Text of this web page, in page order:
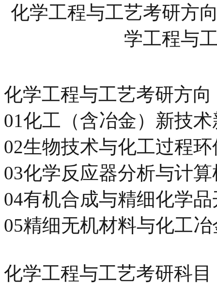
化学工程与工艺考研方
学工程与
化学工程与工艺考研方
01化工（含冶金）新技
02生物技术与化工过程环
03化学反应器分析与计
04有机合成与精细化学
05精细无机材料与化工冶
化学工程与工艺考研科